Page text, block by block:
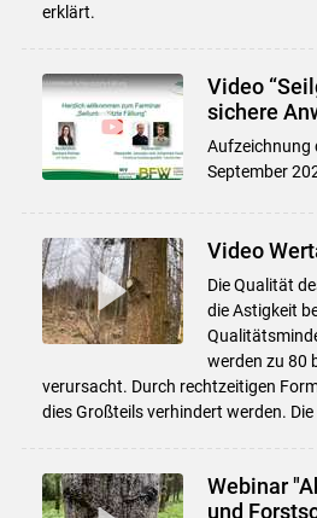
erklärt.
Video
sichere
Aufzeichnung
September
Video
Die Qualität
die Astigkeit
werden zu 80
verursacht. Durch rechtzeitigen
dies Großteils verhindert werden. Die
Webinar
und